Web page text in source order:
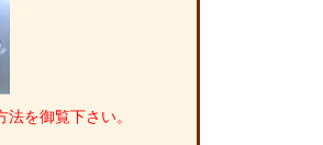
を御覧下さい。